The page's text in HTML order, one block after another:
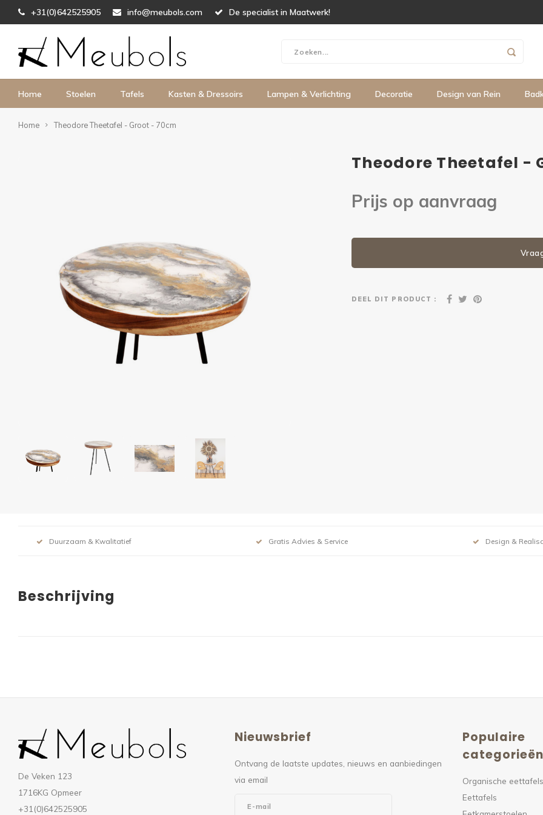
+31(0)642525905 info@meubols.com De specialist in Maatwerk!
Home Stoelen Tafels Kasten & Dressoirs Lampen & Verlichting Decoratie Design van Rein
Home Theodore Theetafel - Groot - 70cm
Theodore Theetafel -
Prijs op aanvraag
DEEL DIT PRODUCT :
Duurzaam & Kwalitatief Gratis Advies & Service Design &
Beschrijving
De Veken 123
1716KG Opmeer
+31(0)642525905
Nieuwsbrief
Ontvang de laatste updates, nieuws en aanbiedingen
via email
Populaire
categorieën
Organische eettafels
Eettafels